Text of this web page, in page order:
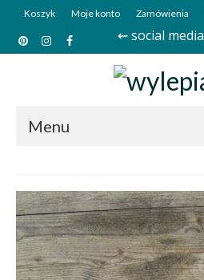
Koszyk Moje konto Zamówienia
⇜ social media
Menu
Sklep
Kim jesteśmy?
Kontakt